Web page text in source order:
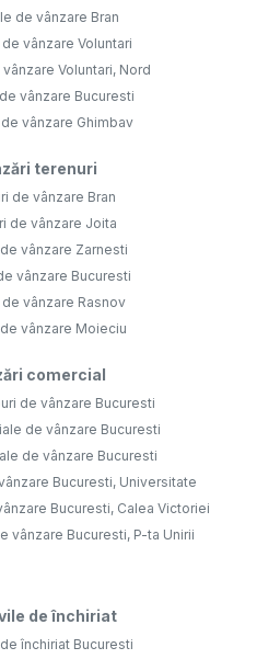
de vânzare Bran
vânzare Voluntari
Voluntari, Nord
vânzare Bucuresti
vânzare Ghimbav
terenuri
de vânzare Bran
de vânzare Joita
vânzare Zarnesti
vânzare Bucuresti
vânzare Rasnov
vânzare Moieciu
comercial
de vânzare Bucuresti
de vânzare Bucuresti
de vânzare Bucuresti
Bucuresti, Universitate
Bucuresti, Calea Victoriei
vânzare Bucuresti, P-ta Unirii
de închiriat
închiriat Bucuresti